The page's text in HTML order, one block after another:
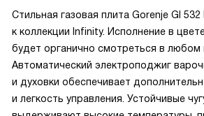
Стильная газовая плита Gorenje GI 532
к коллекции Infinity. Исполнение в
будет органично смотреться в любом
Автоматический электроподжиг
и духовки обеспечивает
и легкость управления. Устойчивые